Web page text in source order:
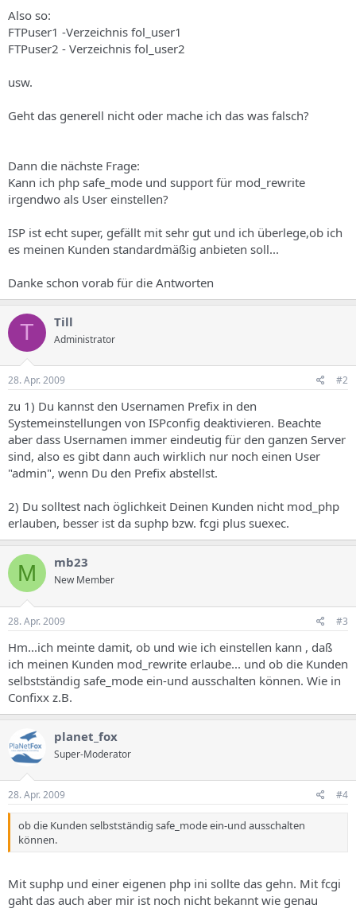
Also so:
FTPuser1 -Verzeichnis fol_user1
FTPuser2 - Verzeichnis fol_user2
usw.
Geht das generell nicht oder mache ich das was falsch?
Dann die nächste Frage:
Kann ich php safe_mode und support für mod_rewrite
irgendwo als User einstellen?
ISP ist echt super, gefällt mit sehr gut und ich überlege,ob ich
es meinen Kunden standardmäßig anbieten soll...
Danke schon vorab für die Antworten
T Till
Administrator
28. Apr. 2009 #2
zu 1) Du kannst den Usernamen Prefix in den
Systemeinstellungen von ISPconfig deaktivieren. Beachte
aber dass Usernamen immer eindeutig für den ganzen Server
sind, also es gibt dann auch wirklich nur noch einen User
"admin", wenn Du den Prefix abstellst.
2) Du solltest nach öglichkeit Deinen Kunden nicht mod_php
erlauben, besser ist da suphp bzw. fcgi plus suexec.
M mb23
New Member
28. Apr. 2009 #3
Hm...ich meinte damit, ob und wie ich einstellen kann , daß
ich meinen Kunden mod_rewrite erlaube... und ob die Kunden
selbstständig safe_mode ein-und ausschalten können. Wie in
Confixx z.B.
planet_fox
Super-Moderator
28. Apr. 2009 #4
ob die Kunden selbstständig safe_mode ein-und ausschalten
können.
Mit suphp und einer eigenen php ini sollte das gehn. Mit fcgi
gaht das auch aber mir ist noch nicht bekannt wie genau